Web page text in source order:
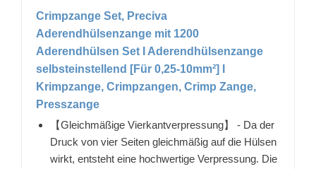
Crimpzange Set, Preciva
Aderendhülsenzange mit 1200
Aderendhülsen Set I Aderendhülsenzange
selbsteinstellend [Für 0,25-10mm²] I
Krimpzange, Crimpzangen, Crimp Zange,
Presszange
【Gleichmäßige Vierkantverpressung】 - Da der
Druck von vier Seiten gleichmäßig auf die Hülsen
wirkt, entsteht eine hochwertige Verpressung. Die